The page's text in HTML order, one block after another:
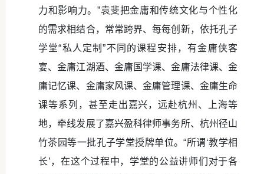
力和影响力。”袁斐把金庸和传统文化与个性化
的需求相结合，常常跨界、每每创新，依托孔子
学堂“私人定制”不同的课程安排，有金庸侠客
宴、金庸江湖酒、金庸国学课、金庸法律课、金
庸记忆课、金庸家风课、金庸管理课、金庸生命
课等系列，甚至走出嘉兴，远赴杭州、上海等
地，牵线发展了嘉兴盈科律师事务所、杭州径山
竹茶园等一批孔子学堂授牌单位。“所谓‘教学相
长’，在这个过程中，学堂的公益讲师们对于各